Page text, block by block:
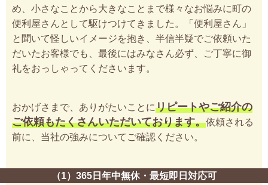
め、小さなことから大きなことまで様々なお悩みに町の
便利屋さんとして駆けつけてきました。「便利屋さん」
と聞いて怪しいイメージを抱き、半信半疑でご依頼いた
だいたお客様でも、最後にはみなさん必ず、ご丁寧に御
礼をおっしゃってくださいます。
おかげさまで、ありがたいことにリピートやご紹介の
ご依頼もたくさんいただいております。依頼される
前に、当社の強みについてご確認ください。
（1）365日年中無休・最短即日対応可